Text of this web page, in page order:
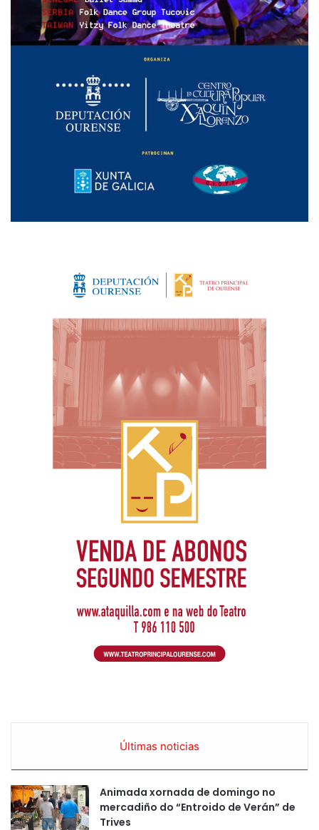
Últimas noticias
Animada xornada de domingo no
mercadiño do “Entroido de Verán” de
Trives